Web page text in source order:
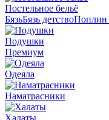
Постельное бельё
БязьБязь детствоПоплин
Подушки
Премиум
Одеяла
Наматрасники
Халаты